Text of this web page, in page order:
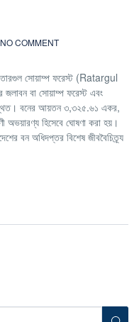
NO COMMENT
সোয়াম্প ফরেস্ট (Ratargul
বা সোয়াম্প ফরেস্ট এবং
বনের আয়তন ৩,৩২৫.৬১ একর,
হিসেবে ঘোষণা করা হয়।
বন অধিদপ্তর বিশেষ জীববৈচিত্র্য